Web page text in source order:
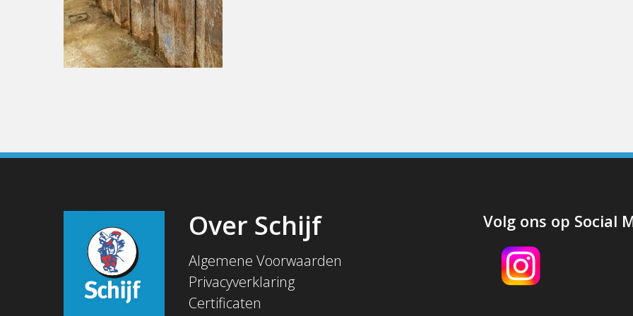
Over Schijf
Algemene Voorwaarden
Privacyverklaring
Certificaten
Volg ons op Social